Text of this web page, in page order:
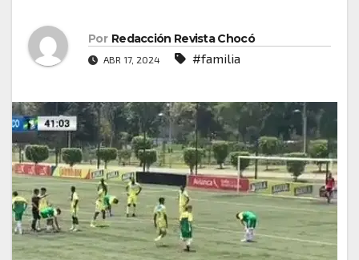
Por Redacción Revista Chocó
ABR 17, 2024 #familia